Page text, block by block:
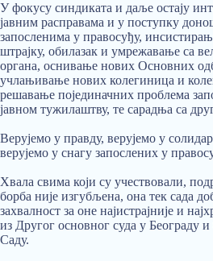
У фокусу синдиката и даље остају
јавним расправама и у поступку
запосленима у правосуђу,
штрајку, обилазак и умрежавање са
органа, оснивање нових Основних
учлањивање нових колегиница и
решавање појединачних проблема
јавном тужилаштву, те сарадња са
Верујемо у правду, верујемо у
верујемо у снагу запослених у
Хвала свима који су учествовали,
борба није изгубљена, она тек сада
захвалност за оне најистрајније и
из Другог основног суда у Београду
Саду.